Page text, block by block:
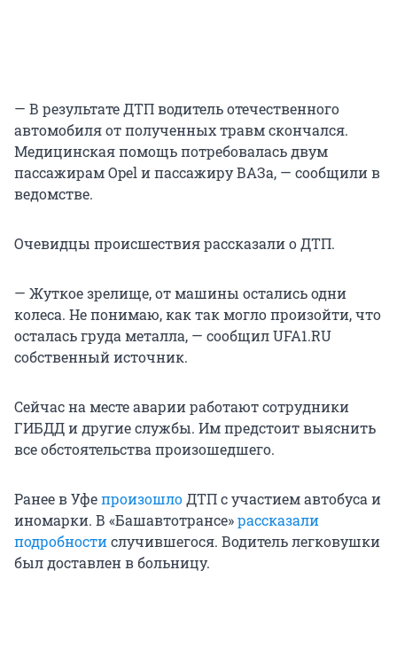
— В результате ДТП водитель отечественного
автомобиля от полученных травм скончался.
Медицинская помощь потребовалась двум
пассажирам Opel и пассажиру ВАЗа, — сообщили в
ведомстве.
Очевидцы происшествия рассказали о ДТП.
— Жуткое зрелище, от машины остались одни
колеса. Не понимаю, как так могло произойти, что
осталась груда металла, — сообщил UFA1.RU
собственный источник.
Сейчас на месте аварии работают сотрудники
ГИБДД и другие службы. Им предстоит выяснить
все обстоятельства произошедшего.
Ранее в УфепроизошлоДТП с участием автобуса и
иномарки. В «Башавтотрансе»рассказали
подробностислучившегося. Водитель легковушки
был доставлен в больницу.